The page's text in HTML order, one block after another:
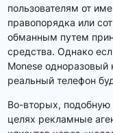
пользователям от
правопорядка или
обманным путем
средства. Однако
Monese одноразовый
реальный телефон
Во-вторых,
целях рекламные